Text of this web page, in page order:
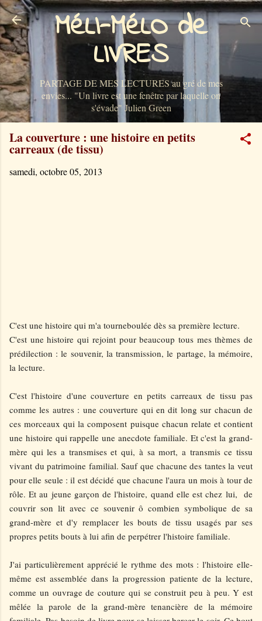
Accéder au contenu principal
MéLI-MéLO de
LIVRES
PARTAGE DE MES LECTURES au gré de mes
envies... "Un livre est une fenêtre par laquelle on
s'évade" Julien Green
La couverture : une histoire en petits
carreaux (de tissu)
samedi, octobre 05, 2013
C'est une histoire qui m'a tourneboulée dès sa première lecture.
C'est une histoire qui rejoint pour beaucoup tous mes thèmes de
prédilection : le souvenir, la transmission, le partage, la mémoire,
la lecture.
C'est l'histoire d'une couverture en petits carreaux de tissu pas
comme les autres : une couverture qui en dit long sur chacun de
ces morceaux qui la composent puisque chacun relate et contient
une histoire qui rappelle une anecdote familiale. Et c'est la grand-
mère qui les a transmises et qui, à sa mort, a transmis ce tissu
vivant du patrimoine familial. Sauf que chacune des tantes la veut
pour elle seule : il est décidé que chacune l'aura un mois à tour de
rôle. Et au jeune garçon de l'histoire, quand elle est chez lui, de
couvrir son lit avec ce souvenir ô combien symbolique de sa
grand-mère et d'y remplacer les bouts de tissu usagés par ses
propres petits bouts à lui afin de perpétrer l'histoire familiale.
J'ai particulièrement apprécié le rythme des mots : l'histoire elle-
même est assemblée dans la progression patiente de la lecture,
comme un ouvrage de couture qui se construit peu à peu. Y est
mêlée la parole de la grand-mère tenancière de la mémoire